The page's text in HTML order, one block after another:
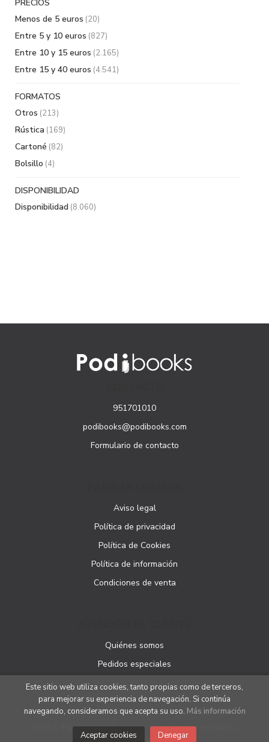
PRECIOS
Menos de 5 euros (20)
Entre 5 y 10 euros (827)
Entre 10 y 15 euros (2.165)
Entre 15 y 40 euros (4.541)
FORMATOS
Otros (213)
Rústica (169)
Cartoné (82)
Bolsillo (4)
DISPONIBILIDAD
Disponibilidad (8.060)
951701010
podibooks@podibooks.com
Formulario de contacto
Aviso legal
Política de privacidad
Política de Cookies
Política de información
Condiciones de venta
Quiénes somos
Pedidos especiales
Podibooks. Todos los Derechos Reservados |
Este sitio web utiliza cookies, tanto propias como de terceros,
para mejorar su experiencia de navegación. Si continúa
navegando, consideramos que acepta su uso. Más información
Aceptar cookies Denegar